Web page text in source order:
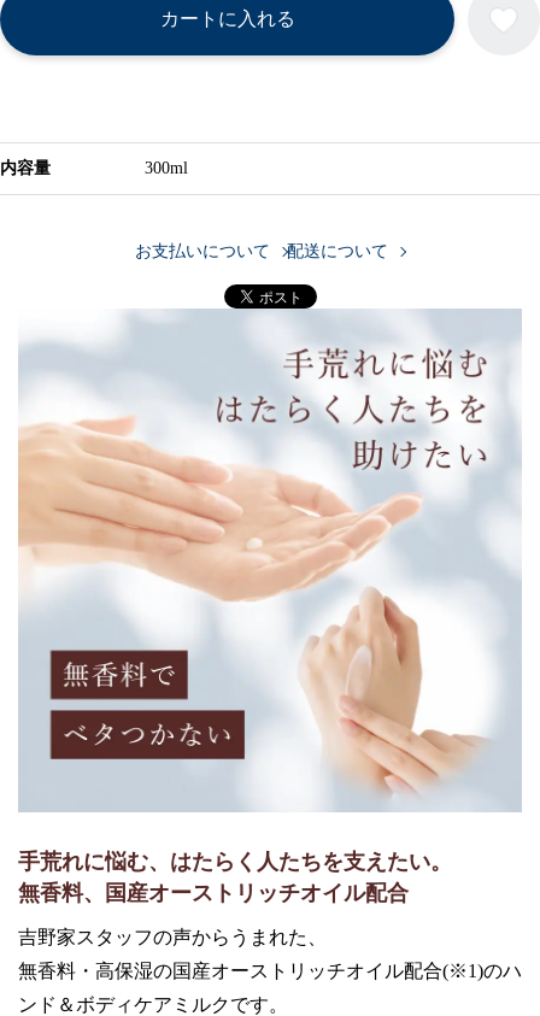
カートに入れる
内容量 300ml
お支払いについて 配送について
手荒れに悩む、はたらく人たちを支えたい。
無香料、国産オーストリッチオイル配合
吉野家スタッフの声からうまれた、
無香料・高保湿の国産オーストリッチオイル配合(※1)のハ
ンド＆ボディケアミルクです。